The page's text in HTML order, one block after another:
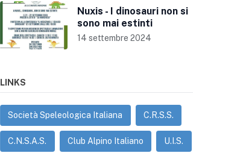
Nuxis - I dinosauri non si
sono mai estinti
14 settembre 2024
LINKS
Società Speleologica Italiana C.R.S.S.
C.N.S.A.S. Club Alpino Italiano U.I.S.